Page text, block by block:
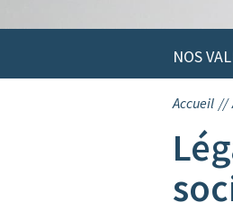
NOS
Accueil //